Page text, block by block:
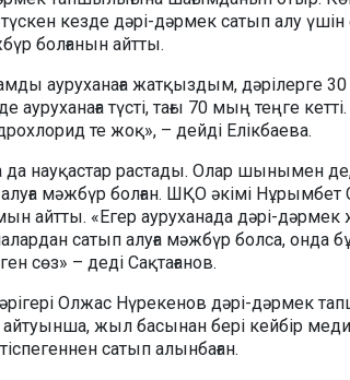
түскен кезде дәрі-дәрмек сатып алу
болғанын айтты.
ауруханаға жатқыздым, дәрілерге
ауруханаға түсті, тағы 70 мың теңге
те жоқ», – дейді Елікбаева.
да науқастар растады. Олар шынымен де,
мәжбүр болған. ШҚО әкімі Нұрымбет
айтты. «Егер ауруханада дәрі-дәрмек
сатып алуға мәжбүр болса, онда
сөз» – деді Сақтағанов.
Олжас Нүрекенов дәрі-дәрмек
жыл басынан бері кейбір
сатып алынбаған.